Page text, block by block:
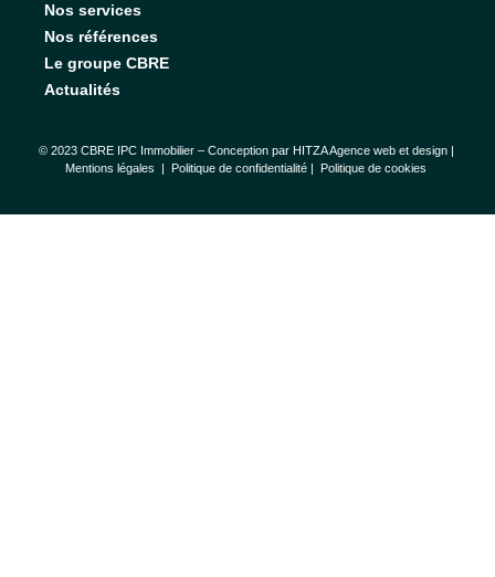
Nos services
Nos références
Le groupe CBRE
Actualités
© 2023 CBRE IPC Immobilier – Conception par HITZA Agence web et design|
Mentions légales | Politique de confidentialité | Politique de cookies